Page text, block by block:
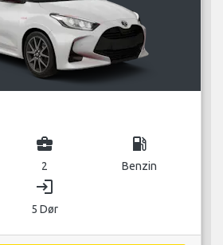
business_center
2
local_gas_station
Benzin
login
5 Dør